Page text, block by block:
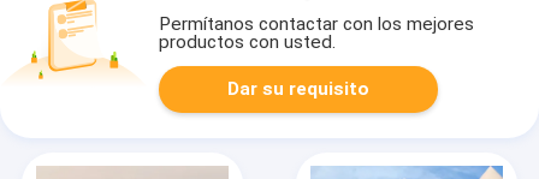
Permítanos contactar con los mejores
productos con usted.
Dar su requisito